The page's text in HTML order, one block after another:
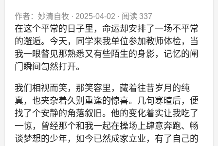
作者：妙清自牧· 2025-04-02 · 阅读 337
在这个平常的日子里，命运却安排了一场不平常
的邂逅。今天，同学来我单位参加教师体检，当
我一眼瞥见那熟悉又有些陌生的身影，记忆的闸
门瞬间訇然打开。
我们相视而笑，那笑容里，藏着往昔岁月的纯
真，也夹杂着久别重逢的惊喜。几句寒暄后，便
找了个安静的角落叙旧。他的变化着实让我吃了
一惊，曾经那个和我一起在操场上肆意奔跑、畅
谈梦想的少年，如今已然成家立业，有了自己的